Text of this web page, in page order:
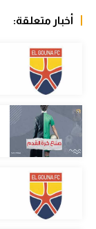
كرة سلة
كرة طائرة
الوطن العربي
في المونديال
رياضة نسائية
آسيا
أمريكا
أخبار متعلقة: